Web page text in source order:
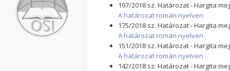
197/2018 sz. Határozat - Hargita
A határozat román nyelven
175/2018 sz. Határozat - Hargita
A határozat román nyelven
151/2018 sz. Határozat - Hargita
A határozat román nyelven
142/2018 sz. Határozat - Hargita